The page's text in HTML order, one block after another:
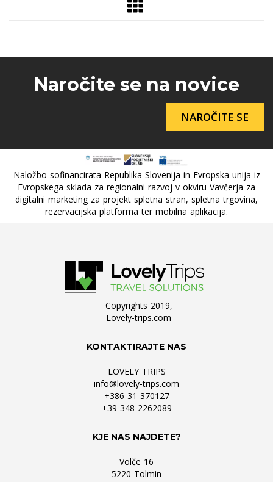
Naročite se na novice
NAROČITE SE
Naložbo sofinancirata Republika Slovenija in Evropska unija iz
Evropskega sklada za regionalni razvoj v okviru Vavčerja za
digitalni marketing za projekt spletna stran, spletna trgovina,
rezervacijska platforma ter mobilna aplikacija.
Copyrights 2019,
Lovely-trips.com
KONTAKTIRAJTE NAS
LOVELY TRIPS
info@lovely-trips.com
+386 31 370127
+39 348 2262089
KJE NAS NAJDETE?
Volče 16
5220 Tolmin